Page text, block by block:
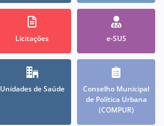
Licitações e-SUS
Unidades de Saúde
Conselho Municipal
de Política Urbana
(COMPUR)